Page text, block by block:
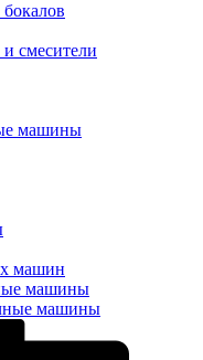
смесители
машины
машин
машины
машины